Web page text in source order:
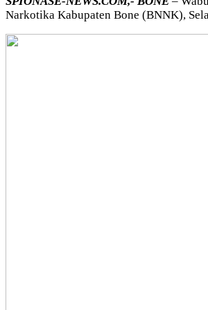
Narkotika Kabupaten Bone (BNNK),